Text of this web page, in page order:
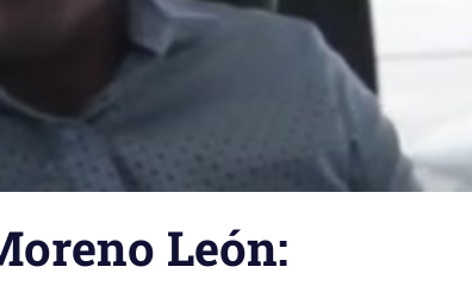
León: